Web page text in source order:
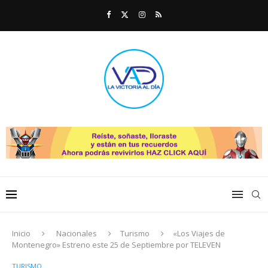
Inicio Nacionales Turismo
«Los Viajes de
Montenegro» Estreno este 25 de Septiembre por TELEVEN
TURISMO